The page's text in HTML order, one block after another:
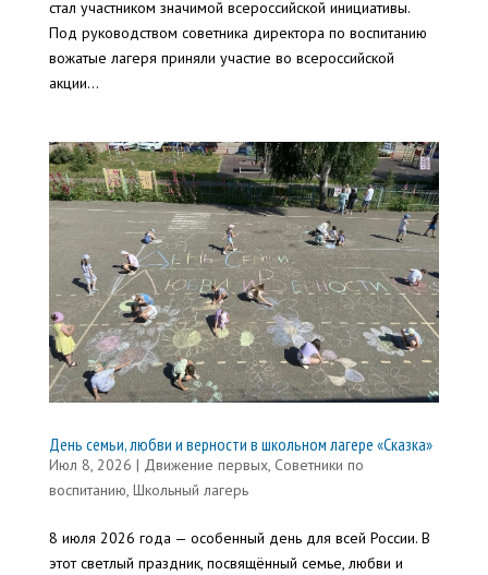
стал участником значимой всероссийской инициативы.
Под руководством советника директора по воспитанию
вожатые лагеря приняли участие во всероссийской
акции...
День семьи, любви и верности в школьном лагере «Сказка»
Июл 8, 2026 | Движение первых, Советники по
воспитанию, Школьный лагерь
8 июля 2026 года — особенный день для всей России. В
этот светлый праздник, посвящённый семье, любви и